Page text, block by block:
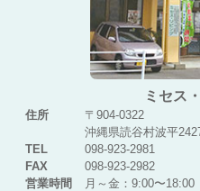
ミセス
住所
〒904-0322
沖縄県読谷村波平
TEL
098-923-2981
FAX
098-923-2982
営業時間
月～金：9:00〜18:00